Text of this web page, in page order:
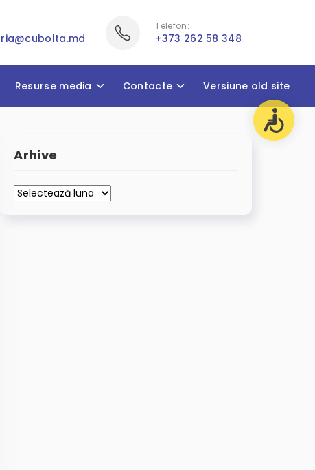
Telefon:
+373 262 58 348
Resurse media Contacte Versiune old site
Arhive
Arhive